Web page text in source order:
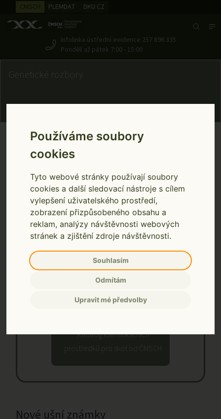
Používáme soubory
cookies
Tyto webové stránky používají soubory
cookies a další sledovací nástroje s cílem
vylepšení uživatelského prostředí,
zobrazení přizpůsobeného obsahu a
reklam, analýzy návštěvnosti webových
stránek a zjištění zdroje návštěvnosti.
Souhlasím
Odmítám
Upravit mé předvolby
PLEMDAT DKU.CZ
Search
Infolinka ústřední evidence 257 896 335
Pondělí až pátek 7:00 - 15:00
Genetické rozbory
Genetické rozbory test3
test3
Vysvětlivky pro objednání
NOVÝCH ušních známek
Vysvětlivky pro objednání
DUPLIKÁTŮ ušních známek
Katalog identifikačních
prostředků pro skot od ČMSCH
Nové ušní známky